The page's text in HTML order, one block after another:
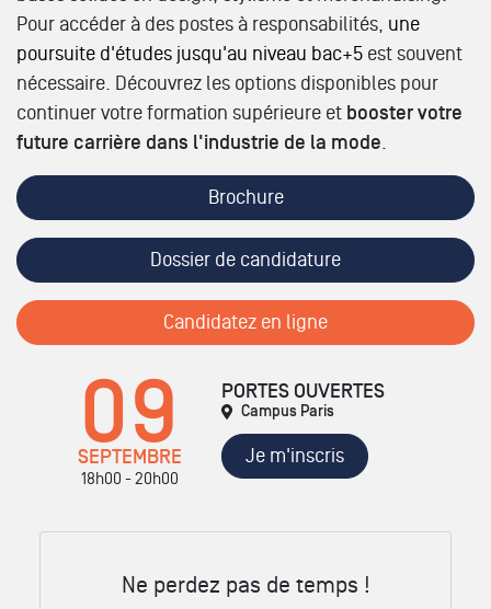
Pour accéder à des postes à responsabilités, une
poursuite d'études jusqu'au niveau bac+5 est souvent
nécessaire. Découvrez les options disponibles pour
continuer votre formation supérieure et booster votre
future carrière dans l'industrie de la mode
Brochure
Dossier de candidature
Candidatez en ligne
09
SEPTEMBRE
18h00 - 20h00
PORTES OUVERTES
Campus Paris
Je m'inscris
Ne perdez pas de temps !